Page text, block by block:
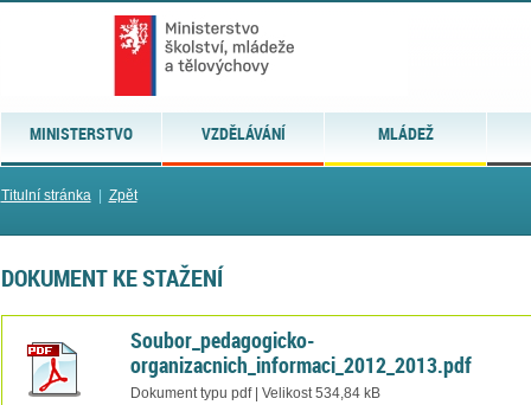
MINISTERSTVO VZDĚLÁVÁNÍ MLÁDEŽ
Titulní stránka| Zpět
DOKUMENT KE STAŽENÍ
Soubor_pedagogicko-
organizacnich_informaci_2012_2013.pdf
Dokument typu pdf | Velikost 534,84 kB